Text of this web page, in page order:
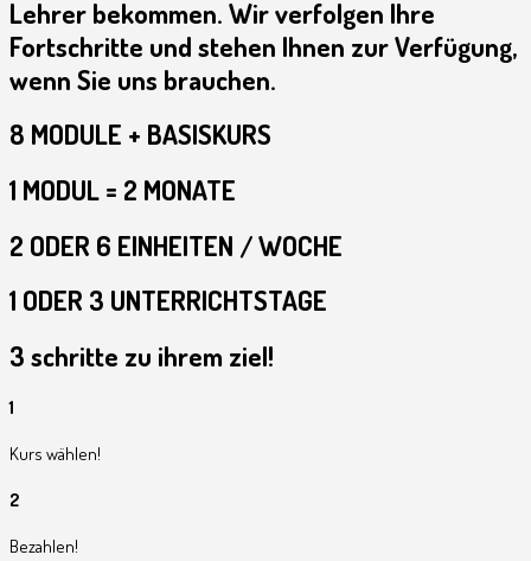
Lehrer bekommen. Wir verfolgen Ihre
Fortschritte und stehen Ihnen zur Verfügung,
wenn Sie uns brauchen.
8 MODULE + BASISKURS
1 MODUL = 2 MONATE
2 ODER 6 EINHEITEN / WOCHE
1 ODER 3 UNTERRICHTSTAGE
3 schritte zu ihrem ziel!
1
Kurs wählen!
2
Bezahlen!